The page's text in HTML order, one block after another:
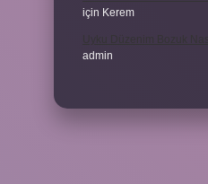
için Kerem
admin